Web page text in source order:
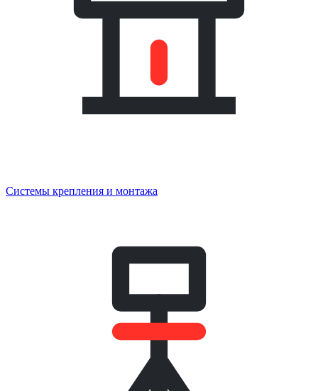
Системы крепления и монтажа